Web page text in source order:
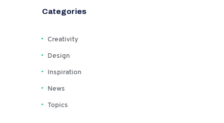
Categories
Creativity
Design
Inspiration
News
Topics